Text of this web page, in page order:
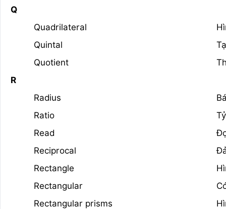
Q
Quadrilateral
Quintal
Tạ
Quotient
R
Radius
Ratio
Read
Reciprocal
Rectangle
Rectangular
Rectangular prisms